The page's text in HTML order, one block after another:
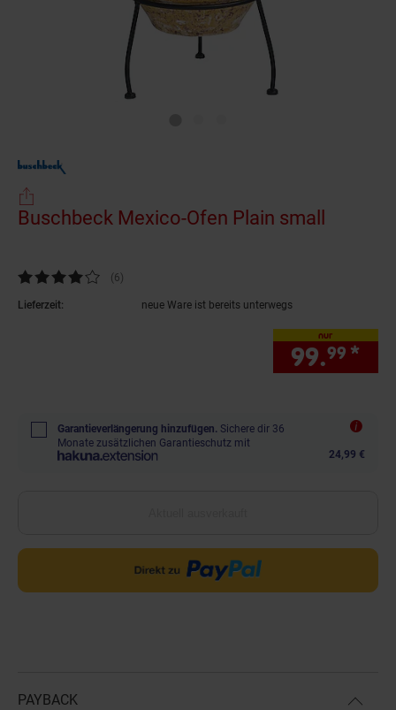
Buschbeck Mexico-Ofen Plain small
Kundenbewertung: 4 von 5 Sternen
(6Kundenbewertungen
)
Lieferzeit: neue Ware ist bereits unterwegs
nur
99.99 *
Garantieverlängerung hinzufügen. Sichere dir 36
Monate zusätzlichen Garantieschutz mit
24,99 €
PAYBACK